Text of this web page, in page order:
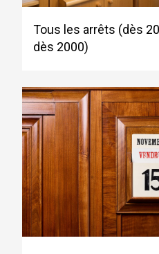
Tous les arrêts (dès
dès 2000)